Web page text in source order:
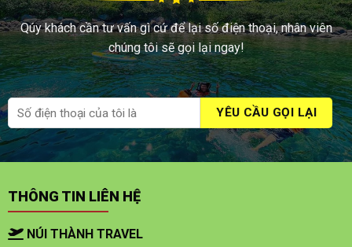
Qúy khách cần tư vấn gì cứ để lại số điện thoại, nhân viên
chúng tôi sẽ gọi lại ngay!
THÔNG TIN LIÊN HỆ
NÚI THÀNH TRAVEL